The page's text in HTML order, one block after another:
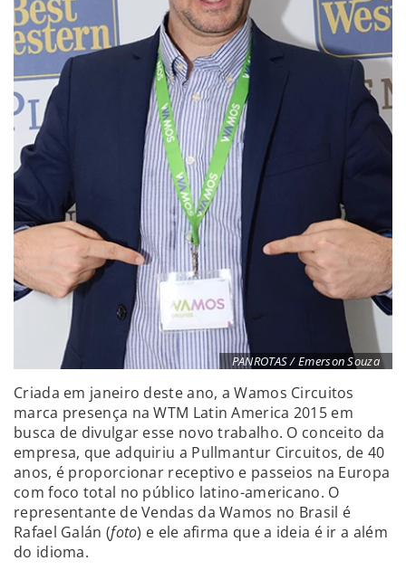
PANROTAS / Emerson Souza
Criada em janeiro deste ano, a Wamos Circuitos
marca presença na WTM Latin America 2015 em
busca de divulgar esse novo trabalho. O conceito da
empresa, que adquiriu a Pullmantur Circuitos, de 40
anos, é proporcionar receptivo e passeios na Europa
com foco total no público latino-americano. O
representante de Vendas da Wamos no Brasil é
Rafael Galán (foto) e ele afirma que a ideia é ir a além
do idioma.